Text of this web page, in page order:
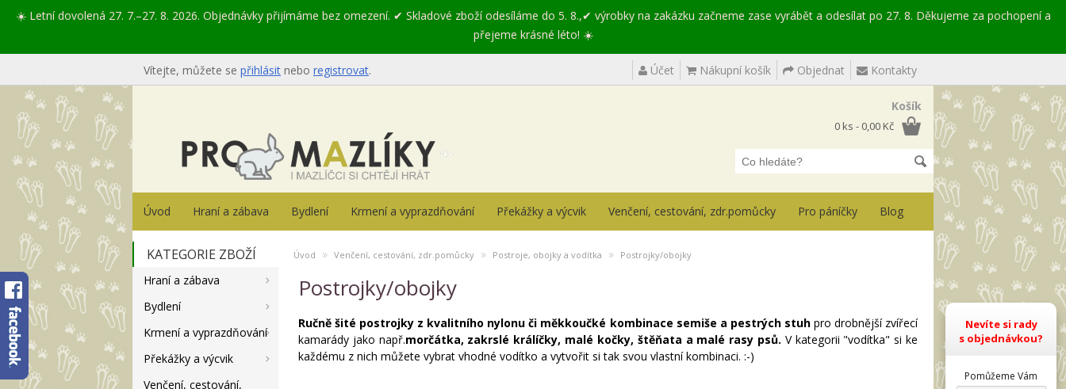
☀️ Letní dovolená 27. 7.–27. 8. 2026. Objednávky přijímáme bez omezení. ✔ Skladové zboží odesíláme do 5. 8.,✔ výrobky na zakázku začneme zase vyrábět a odesílat po 27. 8. Děkujeme za pochopení a
přejeme krásné léto! ☀️
Vítejte, můžete se přihlásit nebo registrovat. Účet Nákupní košík Objednat Kontakty
Košík
0 ks - 0,00 Kč
Úvod Hraní a zábava Bydlení Krmení a vyprazdňování Překážky a výcvik Venčení, cestování, zdr.pomůcky Pro páníčky Blog
KATEGORIE ZBOŽÍ
Hraní a zábava
Bydlení
Krmení a vyprazdňování
Překážky a výcvik
Venčení, cestování,
Úvod » Venčení, cestování, zdr.pomůcky » Postroje, obojky a vodítka » Postrojky/obojky
Postrojky/obojky
Ručně šité postrojky z kvalitního nylonu či měkkoučké kombinace semiše a pestrých stuhpro drobnější zvířecí
kamarády jako např.morčátka, zakrslé králíčky, malé kočky, štěňata a malé rasy psů. V kategorii "vodítka" si ke
každému z nich můžete vybrat vhodné vodítko a vytvořit si tak svou vlastní kombinaci. :-)
Nevíte si rady
s objednávkou?
Pomůžeme Vám